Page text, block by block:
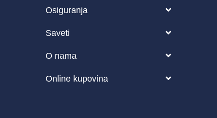
Osiguranja
Životno osiguranje
Saveti
Kako funkcioniše Osiguranik.com?
O nama
Online kupovina